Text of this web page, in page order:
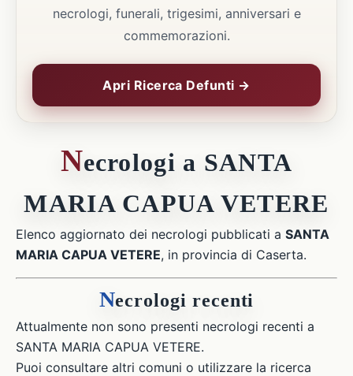
necrologi, funerali, trigesimi, anniversari e
commemorazioni.
Apri Ricerca Defunti →
Necrologi a SANTA
MARIA CAPUA VETERE
Elenco aggiornato dei necrologi pubblicati a SANTA
MARIA CAPUA VETERE, in provincia di Caserta.
Necrologi recenti
Attualmente non sono presenti necrologi recenti a
SANTA MARIA CAPUA VETERE.
Puoi consultare altri comuni o utilizzare la ricerca